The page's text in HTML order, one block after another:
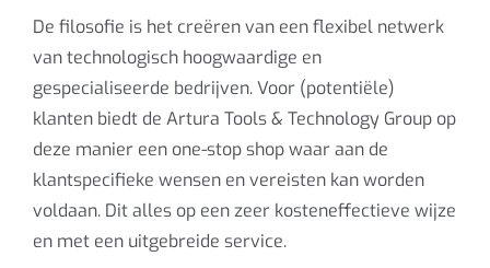
De filosofie is het creëren van een flexibel netwerk
van technologisch hoogwaardige en
gespecialiseerde bedrijven. Voor (potentiële)
klanten biedt de Artura Tools & Technology Group op
deze manier een one-stop shop waar aan de
klantspecifieke wensen en vereisten kan worden
voldaan. Dit alles op een zeer kosteneffectieve wijze
en met een uitgebreide service.